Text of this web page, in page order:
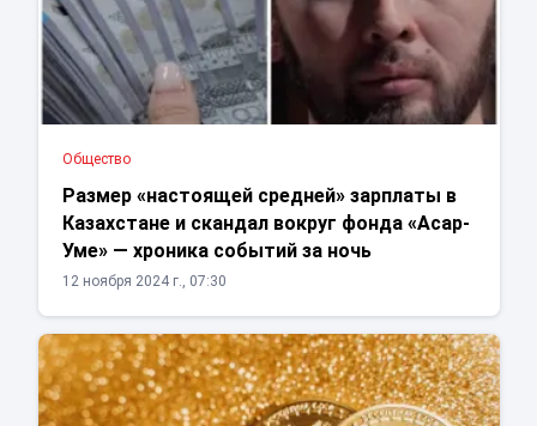
Общество
Размер «настоящей средней» зарплаты в
Казахстане и скандал вокруг фонда «Асар-
Уме» — хроника событий за ночь
12 ноября 2024 г., 07:30